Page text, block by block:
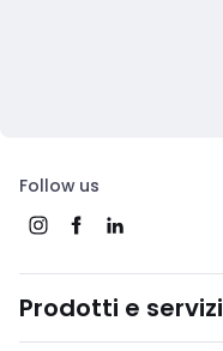
Follow us
Prodotti e servizi